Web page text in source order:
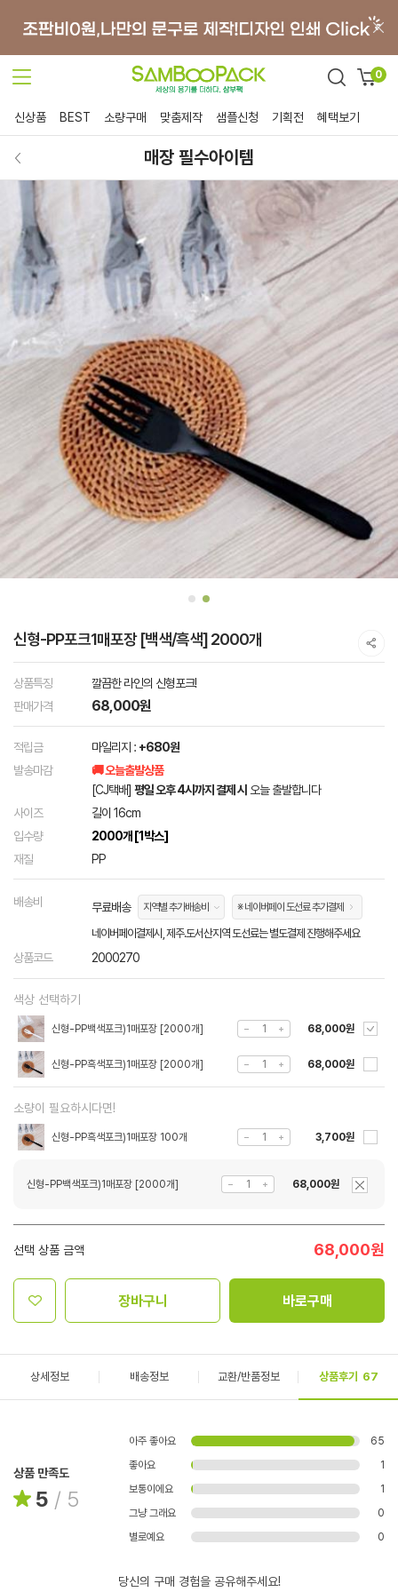
0
신상품 BEST 소량구매 맞춤제작 샘플신청 기획전 혜택보기
매장 필수아이템
신형-PP포크1매포장 [백색/흑색] 2000개
상품특징
깔끔한 라인의 신형포크!
판매가격
68,000원
적립금 마일리지 : +680원
발송마감
🚚 오늘출발상품
[CJ택배] 평일 오후 4시까지 결제 시 오늘 출발합니다
사이즈
길이 16cm
입수량
2000개 [1박스]
재질
PP
배송비 무료배송 지역별 추가배송비 ※ 네이버페이 도선료 추가결제
네이버페이결제시, 제주.도서산지역 도선료는 별도결제 진행해주세요
상품코드 2000270
색상 선택하기
신형-PP백색포크)1매포장 [2000개] 68,000원
신형-PP흑색포크)1매포장 [2000개] 68,000원
소량이 필요하시다면!
신형-PP흑색포크)1매포장 100개 3,700원
신형-PP백색포크)1매포장 [2000개] 68,000원
선택 상품 금액 68,000원
장바구니 바로구매
상세정보 배송정보 교환/반품정보 상품후기 67
상품 만족도
5 / 5
아주 좋아요
65
좋아요
1
보통이에요
1
그냥 그래요
0
별로예요
0
당신의 구매 경험을 공유해주세요!